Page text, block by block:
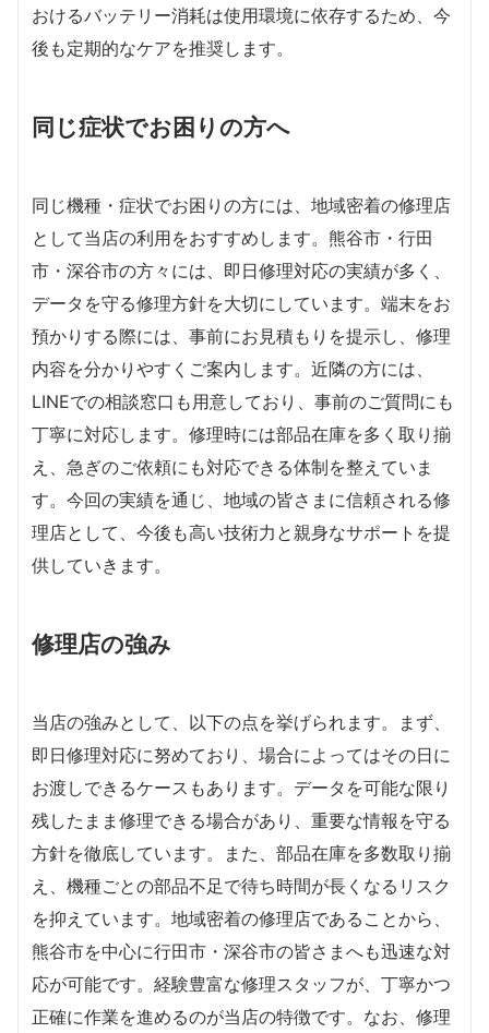
おけるバッテリー消耗は使用環境に依存するため、今
後も定期的なケアを推奨します。
同じ症状でお困りの方へ
同じ機種・症状でお困りの方には、地域密着の修理店
として当店の利用をおすすめします。熊谷市・行田
市・深谷市の方々には、即日修理対応の実績が多く、
データを守る修理方針を大切にしています。端末をお
預かりする際には、事前にお見積もりを提示し、修理
内容を分かりやすくご案内します。近隣の方には、
LINEでの相談窓口も用意しており、事前のご質問にも
丁寧に対応します。修理時には部品在庫を多く取り揃
え、急ぎのご依頼にも対応できる体制を整えていま
す。今回の実績を通じ、地域の皆さまに信頼される修
理店として、今後も高い技術力と親身なサポートを提
供していきます。
修理店の強み
当店の強みとして、以下の点を挙げられます。まず、
即日修理対応に努めており、場合によってはその日に
お渡しできるケースもあります。データを可能な限り
残したまま修理できる場合があり、重要な情報を守る
方針を徹底しています。また、部品在庫を多数取り揃
え、機種ごとの部品不足で待ち時間が長くなるリスク
を抑えています。地域密着の修理店であることから、
熊谷市を中心に行田市・深谷市の皆さまへも迅速な対
応が可能です。経験豊富な修理スタッフが、丁寧かつ
正確に作業を進めるのが当店の特徴です。なお、修理